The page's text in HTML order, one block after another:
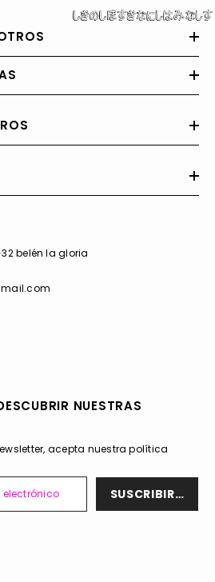
belén la gloria
NUESTRAS
acepta nuestra política
SUSCRIBIRSE